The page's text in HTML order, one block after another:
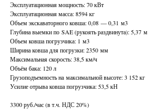
Эксплуатационная мощность: 70 кВт
Эксплуатационная масса: 8594 кг
Объем экскаваторного ковша: 0,08 — 0,31 м3
Глубина выемки по SAE (рукоять раздвинута): 5,37 м
Объем ковша погрузчика: 1 м3
Ширина ковша для погрузки: 2350 мм
Максимальная скорость: 38,5 км/ч
Объём бака: 120 л
Грузоподъемность на максимальной высоте: 3 152 кг
Усилие отрыва ковша погрузчика: 53,5 кН
3300 руб./час (в т.ч. НДС 20%)